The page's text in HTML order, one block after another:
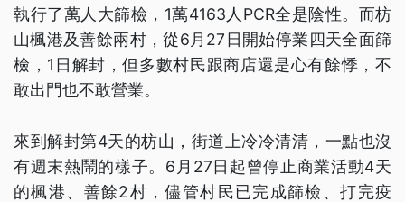
執行了萬人大篩檢，1萬4163人PCR全是陰性。而枋
山楓港及善餘兩村，從6月27日開始停業四天全面篩
檢，1日解封，但多數村民跟商店還是心有餘悸，不
敢出門也不敢營業。
來到解封第4天的枋山，街道上冷冷清清，一點也沒
有週末熱鬧的樣子。6月27日起曾停止商業活動4天
的楓港、善餘2村，儘管村民已完成篩檢、打完疫